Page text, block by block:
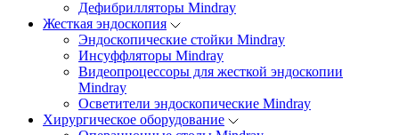
Дефибрилляторы Mindray
Жесткая эндоскопия
Эндоскопические стойки Mindray
Инсуффляторы Mindray
Видеопроцессоры для жесткой эндоскопии
Mindray
Осветители эндоскопические Mindray
Хирургическое оборудование